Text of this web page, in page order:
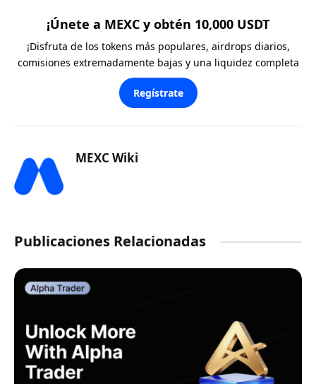
¡Únete a MEXC y obtén 10,000 USDT
¡Disfruta de los tokens más populares, airdrops diarios,
comisiones extremadamente bajas y una liquidez completa
Regístrate
MEXC Wiki
Publicaciones Relacionadas